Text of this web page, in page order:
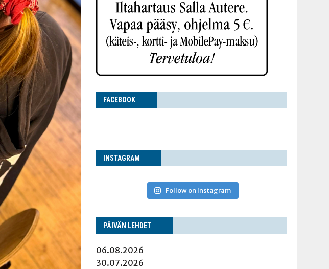
FACE­BOOK
INS­TA­GRAM
Follow on Instagram
PÄI­VÄN LEHDET
06.08.2026
30.07.2026